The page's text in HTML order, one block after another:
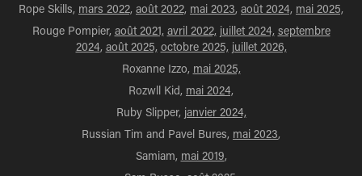
Rope Skills, mars 2022, août 2022, mai 2023, août 2024, mai 2025,
Rouge Pompier, août 2021, avril 2022, juillet 2024, septembre
2024, août 2025, octobre 2025, juillet 2026,
Roxanne Izzo, mai 2025,
Rozwll Kid, mai 2024,
Ruby Slipper, janvier 2024,
Russian Tim and Pavel Bures, mai 2023,
Samiam, mai 2019,